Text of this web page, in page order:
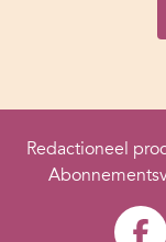
Redactioneel